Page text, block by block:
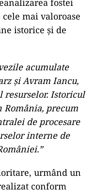
cu dizabilități,
iar sistemul
semnificativ
indică existența
prețioase.
fostei
mai valoroase